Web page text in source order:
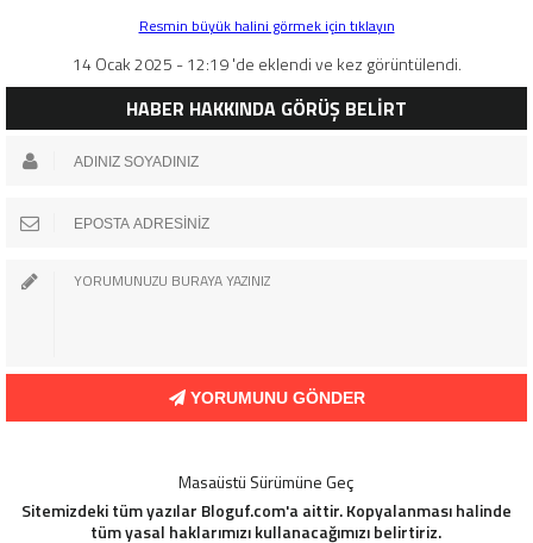
Resmin büyük halini görmek için tıklayın
14 Ocak 2025 - 12:19 'de eklendi ve kez görüntülendi.
HABER HAKKINDA GÖRÜŞ BELİRT
YORUMUNU GÖNDER
Masaüstü Sürümüne Geç
Sitemizdeki tüm yazılar Bloguf.com'a aittir. Kopyalanması halinde
tüm yasal haklarımızı kullanacağımızı belirtiriz.